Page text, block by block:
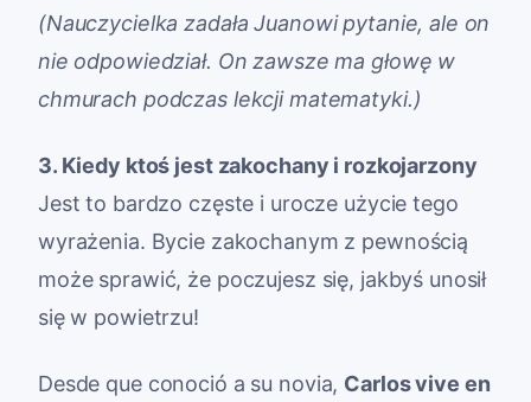
(Nauczycielka zadała Juanowi pytanie, ale on
nie odpowiedział. On zawsze ma głowę w
chmurach podczas lekcji matematyki.)
3. Kiedy ktoś jest zakochany i rozkojarzony
Jest to bardzo częste i urocze użycie tego
wyrażenia. Bycie zakochanym z pewnością
może sprawić, że poczujesz się, jakbyś unosił
się w powietrzu!
Desde que conoció a su novia, Carlos vive en